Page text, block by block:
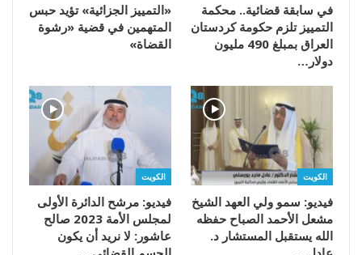
في سابقة قضائية.. محكمة
التمييز تلزم حكومة كردستان
العراق بمبلغ 490 مليون
دولار…
«التمييز الجزائية» تؤيد حبس
المتهمين في قضية «رشوة
القضاة»
الكويت
فيديو: سمو ولي العهد الشيخ
مشعل الأحمد الصباح حفظه
الله يستقبل المستشار د.
الكويت
فيديو: مرشح الدائرة الأولى
لمجلس الأمة 2023 صالح
عاشور: لا نريد أن يكون